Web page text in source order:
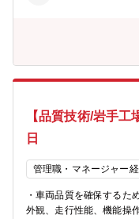
【品質技術/岩手
日
管理職・マネージャー
・車両品質を確保するた
外観、走行性能、機能操